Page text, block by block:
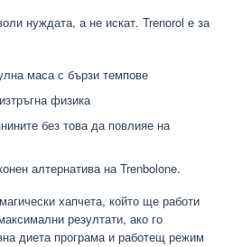
нуждата, а не искат. Trenorol е за
маса с бързи темпове
физика
без това да повлияе на
алтернатива на Trenbolone.
хапчета, който ще работи
резултати, ако го
диета програма и работещ режим